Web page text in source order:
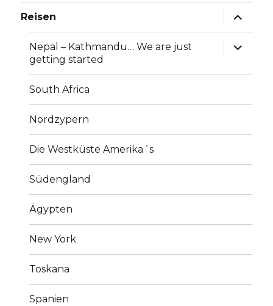
Reisen
Nepal – Kathmandu… We are just
getting started
South Africa
Nordzypern
Die Westküste Amerika´s
Südengland
Ägypten
New York
Toskana
Spanien